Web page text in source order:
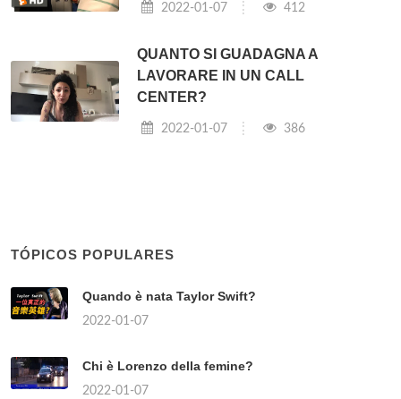
2022-01-07 412
QUANTO SI GUADAGNA A
LAVORARE IN UN CALL
CENTER?
2022-01-07 386
TÓPICOS POPULARES
Quando è nata Taylor Swift?
2022-01-07
Chi è Lorenzo della femine?
2022-01-07